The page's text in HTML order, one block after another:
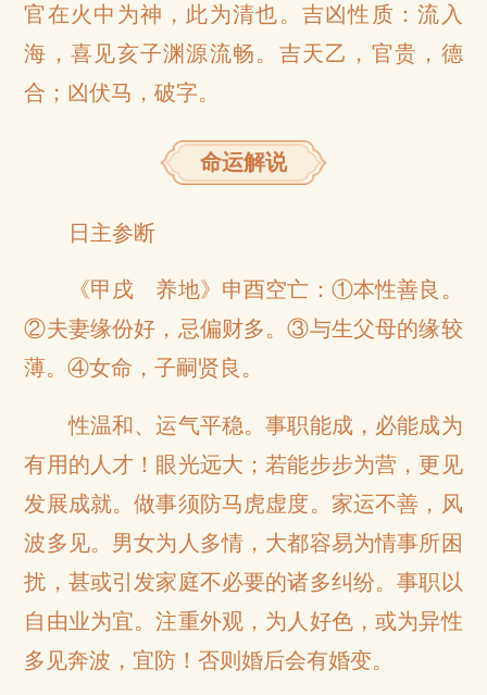
官在火中为神，此为清也。吉凶性质：流入
海，喜见亥子渊源流畅。吉天乙，官贵，德
合；凶伏马，破字。
命运解说
日主参断
《甲戌 养地》申酉空亡：①本性善良。
②夫妻缘份好，忌偏财多。③与生父母的缘较
薄。④女命，子嗣贤良。
性温和、运气平稳。事职能成，必能成为
有用的人才！眼光远大；若能步步为营，更见
发展成就。做事须防马虎虚度。家运不善，风
波多见。男女为人多情，大都容易为情事所困
扰，甚或引发家庭不必要的诸多纠纷。事职以
自由业为宜。注重外观，为人好色，或为异性
多见奔波，宜防！否则婚后会有婚变。